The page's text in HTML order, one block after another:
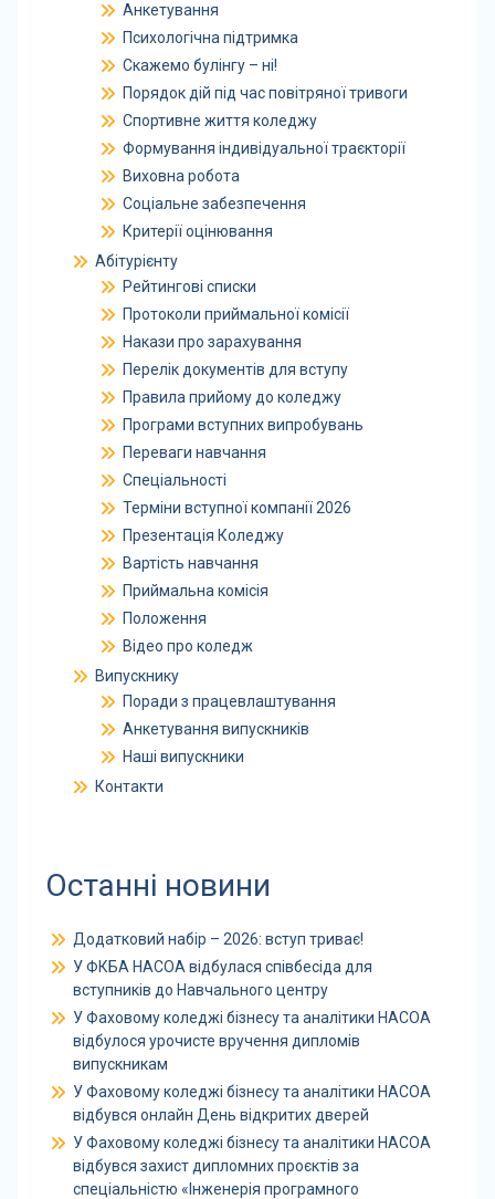
Анкетування
Психологічна підтримка
Скажемо булінгу – ні!
Порядок дій під час повітряної тривоги
Спортивне життя коледжу
Формування індивідуальної траєкторії
Виховна робота
Соціальне забезпечення
Критерії оцінювання
Абітурієнту
Рейтингові списки
Протоколи приймальної комісії
Накази про зарахування
Перелік документів для вступу
Правила прийому до коледжу
Програми вступних випробувань
Переваги навчання
Спеціальності
Терміни вступної компанії 2026
Презентація Коледжу
Вартість навчання
Приймальна комісія
Положення
Відео про коледж
Випускнику
Поради з працевлаштування
Анкетування випускників
Наші випускники
Контакти
Останні новини
Додатковий набір – 2026: вступ триває!
У ФКБА НАСОА відбулася співбесіда для
вступників до Навчального центру
У Фаховому коледжі бізнесу та аналітики НАСОА
відбулося урочисте вручення дипломів
випускникам
У Фаховому коледжі бізнесу та аналітики НАСОА
відбувся онлайн День відкритих дверей
У Фаховому коледжі бізнесу та аналітики НАСОА
відбувся захист дипломних проєктів за
спеціальністю «Інженерія програмного